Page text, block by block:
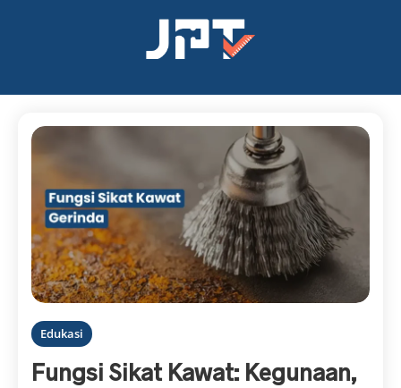
Edukasi
Fungsi Sikat Kawat: Kegunaan,